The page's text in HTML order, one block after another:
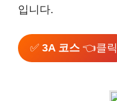
입니다.
✅ 3A 코스 👈클릭